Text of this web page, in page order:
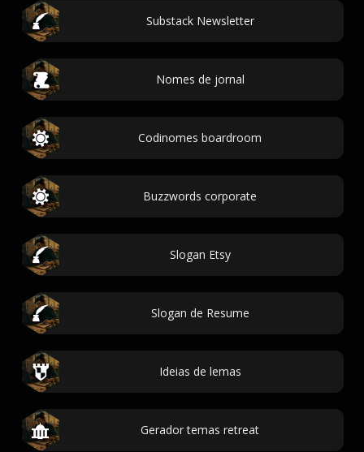
Substack Newsletter
Nomes de jornal
Codinomes boardroom
Buzzwords corporate
Slogan Etsy
Slogan de Resume
Ideias de lemas
Gerador temas retreat